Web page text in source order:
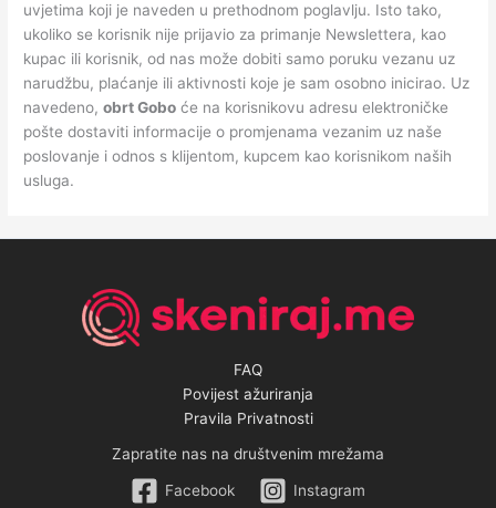
uvjetima koji je naveden u prethodnom poglavlju. Isto tako,
ukoliko se korisnik nije prijavio za primanje Newslettera, kao
kupac ili korisnik, od nas može dobiti samo poruku vezanu uz
narudžbu, plaćanje ili aktivnosti koje je sam osobno inicirao. Uz
navedeno,obrt Gobo će na korisnikovu adresu elektroničke
pošte dostaviti informacije o promjenama vezanim uz naše
poslovanje i odnos s klijentom, kupcem kao korisnikom naših
usluga.
FAQ
Povijest ažuriranja
Pravila Privatnosti
Zapratite nas na društvenim mrežama
Facebook Instagram